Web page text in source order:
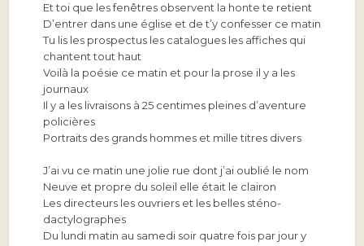
Et toi que les fenêtres observent la honte te retient
D’entrer dans une église et de t’y confesser ce matin
Tu lis les prospectus les catalogues les affiches qui
chantent tout haut
Voilà la poésie ce matin et pour la prose il y a les
journaux
Il y a les livraisons à 25 centimes pleines d’aventure
policières
Portraits des grands hommes et mille titres divers
J’ai vu ce matin une jolie rue dont j’ai oublié le nom
Neuve et propre du soleil elle était le clairon
Les directeurs les ouvriers et les belles sténo-
dactylographes
Du lundi matin au samedi soir quatre fois par jour y